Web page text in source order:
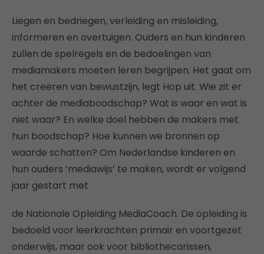
Liegen en bedriegen, verleiding en misleiding,
informeren en overtuigen. Ouders en hun kinderen
zullen de spelregels en de bedoelingen van
mediamakers moeten leren begrijpen. Het gaat om
het creëren van bewustzijn, legt Hop uit. Wie zit er
achter de mediaboodschap? Wat is waar en wat is
niet waar? En welke doel hebben de makers met
hun boodschap? Hoe kunnen we bronnen op
waarde schatten? Om Nederlandse kinderen en
hun ouders ‘mediawijs’ te maken, wordt er volgend
jaar gestart met
de Nationale Opleiding MediaCoach. De opleiding is
bedoeld voor leerkrachten primair en voortgezet
onderwijs, maar ook voor bibliothecarissen,